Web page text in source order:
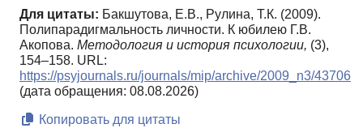
Для цитаты: Бакшутова, Е.В., Рулина, Т.К. (2009).
Полипарадигмальность личности. К юбилею Г.В.
Акопова. Методология и история психологии, (3),
154–158. URL:
https://psyjournals.ru/journals/mip/archive/2009_n3/43706
(дата обращения: 08.08.2026)
Копировать для цитаты